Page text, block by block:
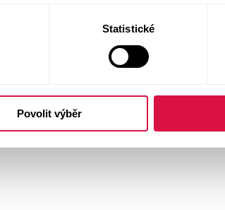
Statistické
Povolit výběr